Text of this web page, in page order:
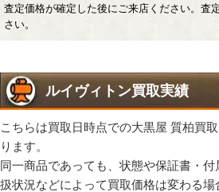
査定価格が確定した後にご来店ください。査
さい。
ルイヴィトン買取実績
こちらは買取日時点での大黒屋 質柏買
ります。
同一商品であっても、状態や保証書・
扱状況などによって買取価格は変わる場